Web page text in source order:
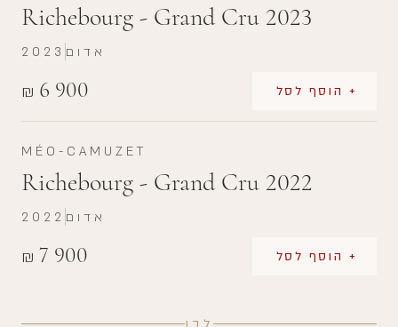
Richebourg - Grand Cru 2023
₪ 6 900 + הוסף לסל
2023 אדום
MÉO-CAMUZET
Richebourg - Grand Cru 2022
₪ 7 900 + הוסף לסל
2022 אדום